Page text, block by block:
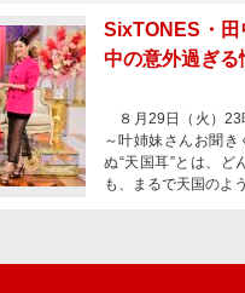
SixTONES・
中の意外過ぎ
８月29日（火）23
～叶姉妹さんお聞
ぬ“天国耳”とは、ど
も、まるで天国のよ